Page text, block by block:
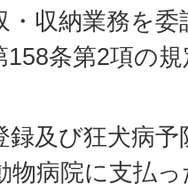
・収納業務を
158条第2項の
録及び狂犬病
物病院に支払